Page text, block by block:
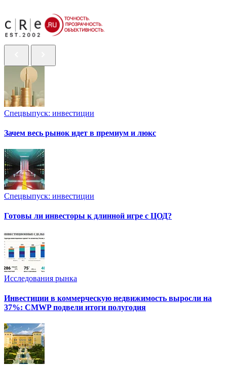
Спецвыпуск: инвестиции
Зачем весь рынок идет в премиум и люкс
Спецвыпуск: инвестиции
Готовы ли инвесторы к длинной игре с ЦОД?
Исследования рынка
Инвестиции в коммерческую недвижимость выросли на
37%: CMWP подвели итоги полугодия